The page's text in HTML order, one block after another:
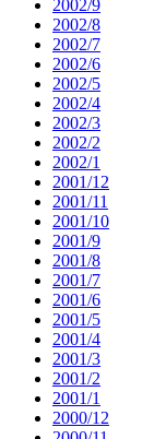
2002/9
2002/8
2002/7
2002/6
2002/5
2002/4
2002/3
2002/2
2002/1
2001/12
2001/11
2001/10
2001/9
2001/8
2001/7
2001/6
2001/5
2001/4
2001/3
2001/2
2001/1
2000/12